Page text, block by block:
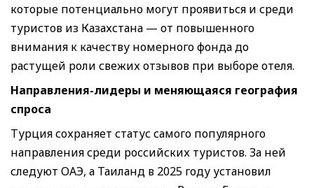
которые потенциально могут проявиться и среди
туристов из Казахстана — от повышенного
внимания к качеству номерного фонда до
растущей роли свежих отзывов при выборе отеля.
Направления-лидеры и меняющаяся география
спроса
Турция сохраняет статус самого популярного
направления среди российских туристов. За ней
следуют ОАЭ, а Таиланд в 2025 году установил